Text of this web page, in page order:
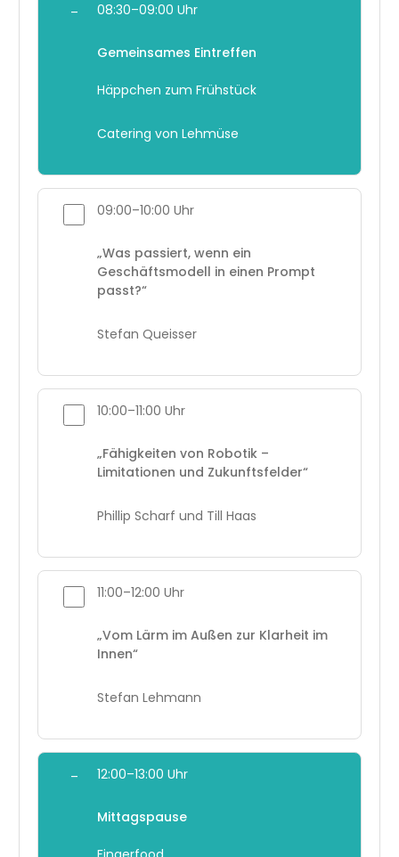
– 08:30–09:00 Uhr
Gemeinsames Eintreffen
Häppchen zum Frühstück
Catering von Lehmüse
09:00–10:00 Uhr
„Was passiert, wenn ein
Geschäftsmodell in einen Prompt
passt?“
Stefan Queisser
10:00–11:00 Uhr
„Fähigkeiten von Robotik –
Limitationen und Zukunftsfelder“
Phillip Scharf und Till Haas
11:00–12:00 Uhr
„Vom Lärm im Außen zur Klarheit im
Innen“
Stefan Lehmann
– 12:00–13:00 Uhr
Mittagspause